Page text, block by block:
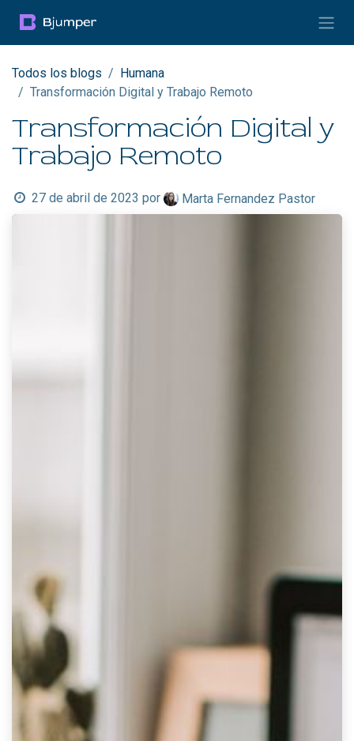
Todos los blogs
Humana
Transformación Digital y Trabajo Remoto
Transformación Digital y
Trabajo Remoto
27 de abril de 2023 por Marta Fernandez Pastor